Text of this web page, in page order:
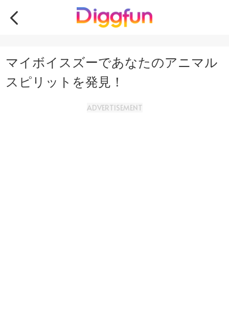
マイボイスズーであなたのアニマル
スピリットを発見！
ADVERTISEMENT